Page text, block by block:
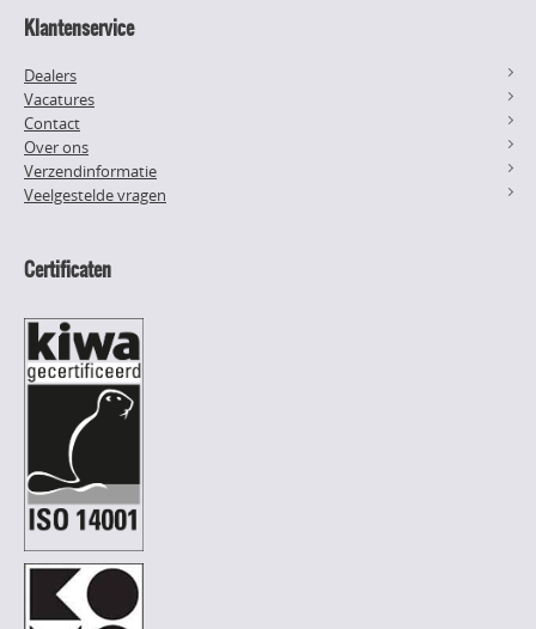
Klantenservice
Dealers
Vacatures
Contact
Over ons
Verzendinformatie
Veelgestelde vragen
Certificaten